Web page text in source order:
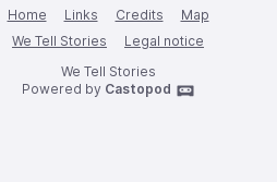
Home Links Credits
Map
We Tell Stories
Legal notice
We Tell Stories
Powered by Castopod